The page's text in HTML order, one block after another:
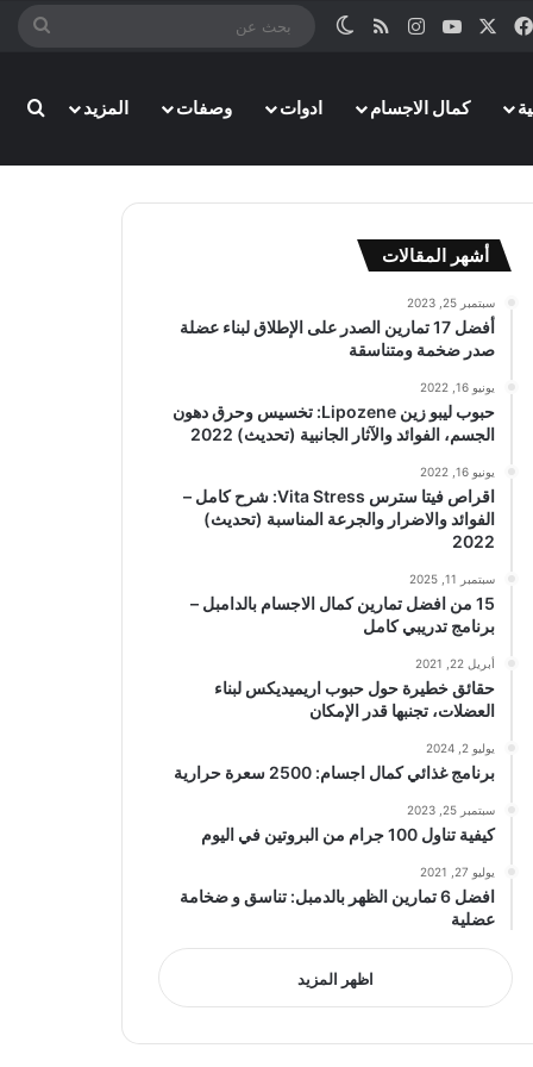
فيسبوك ‫YouTubeانستقرامملخص الموقع RSS
الوضع المظلم
كمال الاجسام ادوات وصفات المزيد
أشهر المقالات
سبتمبر 25, 2023
أفضل 17 تمارين الصدر على الإطلاق لبناء عضلة
صدر ضخمة ومتناسقة
يونيو 16, 2022
حبوب ليبو زين Lipozene: تخسيس وحرق دهون
الجسم، الفوائد والآثار الجانبية (تحديث) 2022
يونيو 16, 2022
اقراص فيتا سترس Vita Stress: شرح كامل –
الفوائد والاضرار والجرعة المناسبة (تحديث)
2022
سبتمبر 11, 2025
15 من افضل تمارين كمال الاجسام بالدامبل –
برنامج تدريبي كامل
أبريل 22, 2021
حقائق خطيرة حول حبوب اريميديكس لبناء
العضلات، تجنبها قدر الإمكان
يوليو 2, 2024
برنامج غذائي كمال اجسام: 2500 سعرة حرارية
سبتمبر 25, 2023
كيفية تناول 100 جرام من البروتين في اليوم
يوليو 27, 2021
افضل 6 تمارين الظهر بالدمبل: تناسق و ضخامة
عضلية
اظهر المزيد